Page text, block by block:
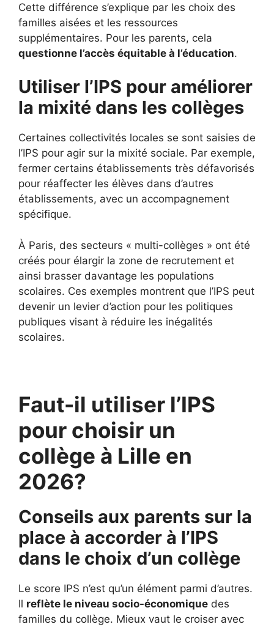
Cette différence s’explique par les choix des
familles aisées et les ressources
supplémentaires. Pour les parents, cela
questionne l’accès équitable à l’éducation.
Utiliser l’IPS pour améliorer
la mixité dans les collèges
Certaines collectivités locales se sont saisies de
l’IPS pour agir sur la mixité sociale. Par exemple,
fermer certains établissements très défavorisés
pour réaffecter les élèves dans d’autres
établissements, avec un accompagnement
spécifique.
À Paris, des secteurs « multi-collèges » ont été
créés pour élargir la zone de recrutement et
ainsi brasser davantage les populations
scolaires. Ces exemples montrent que l’IPS peut
devenir un levier d’action pour les politiques
publiques visant à réduire les inégalités
scolaires.
Faut-il utiliser l’IPS
pour choisir un
collège à Lille en
2026?
Conseils aux parents sur la
place à accorder à l’IPS
dans le choix d’un collège
Le score IPS n’est qu’un élément parmi d’autres.
Il reflète le niveau socio-économique des
familles du collège. Mieux vaut le croiser avec